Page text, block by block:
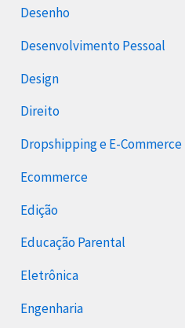
Desenho
Desenvolvimento Pessoal
Design
Direito
Dropshipping e E-Commerce
Ecommerce
Edição
Educação Parental
Eletrônica
Engenharia